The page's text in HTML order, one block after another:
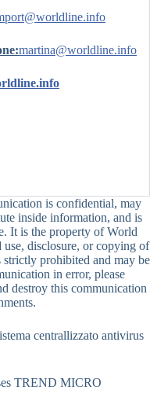
martina@worldline.info
is confidential, may
inside information, and is
It is the property of World
disclosure, or copying of
prohibited and may be
in error, please
destroy this communication
centrallizzato antivirus
TREND MICRO